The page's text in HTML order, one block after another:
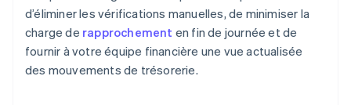
d’éliminer les vérifications manuelles, de minimiser la
charge de rapprochement en fin de journée et de
fournir à votre équipe financière une vue actualisée
des mouvements de trésorerie.